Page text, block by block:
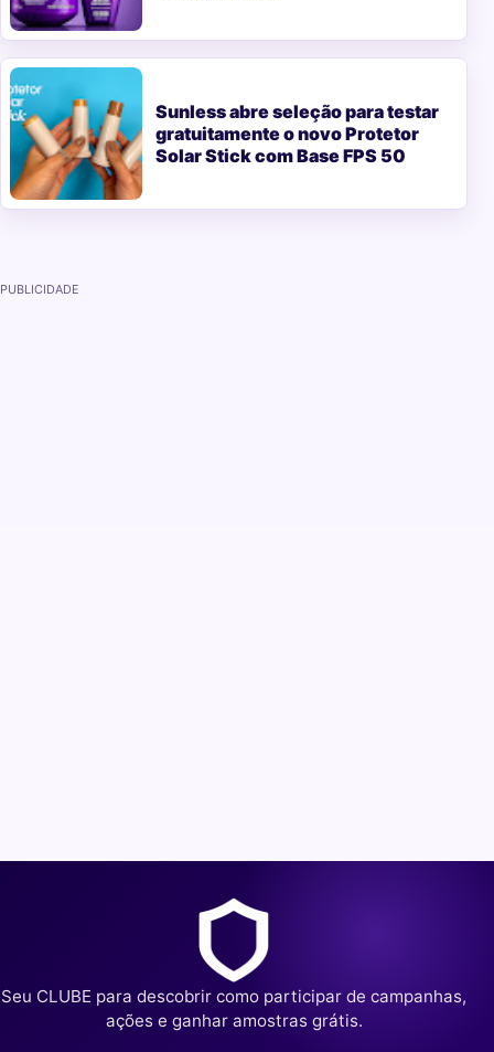
Sunless abre seleção para testar
gratuitamente o novo Protetor
Solar Stick com Base FPS 50
PUBLICIDADE
Seu CLUBE para descobrir como participar de campanhas,
ações e ganhar amostras grátis.